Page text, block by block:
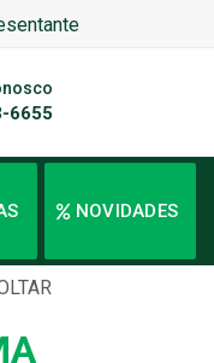
6655
NOVIDADES